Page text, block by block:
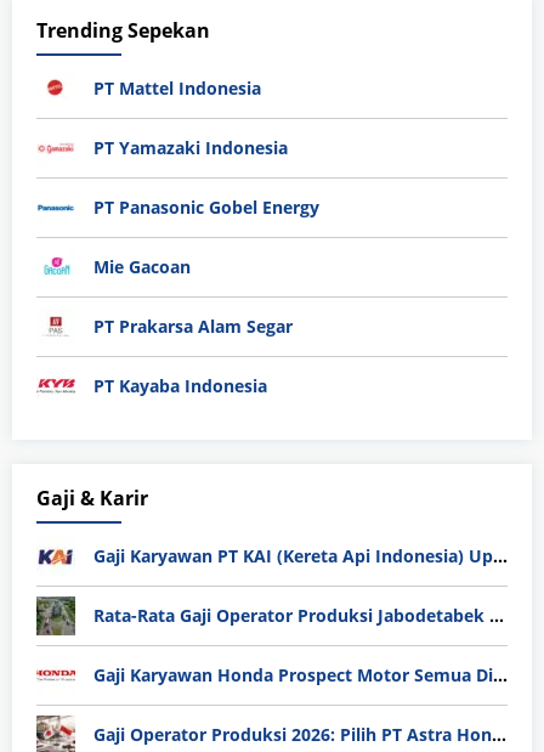
Trending Sepekan
PT Mattel Indonesia
PT Yamazaki Indonesia
PT Panasonic Gobel Energy
Mie Gacoan
PT Prakarsa Alam Segar
PT Kayaba Indonesia
Gaji & Karir
Gaji Karyawan PT KAI (Kereta Api Indonesia) Update 2025
Rata-Rata Gaji Operator Produksi Jabodetabek 2025: Bedah Tuntas UMK, Lemburan, dan Realita Hidup Buruh
Gaji Karyawan Honda Prospect Motor Semua Divisi
Gaji Operator Produksi 2026: Pilih PT Astra Honda Motor (AHM) atau Manufaktur di Jepang?